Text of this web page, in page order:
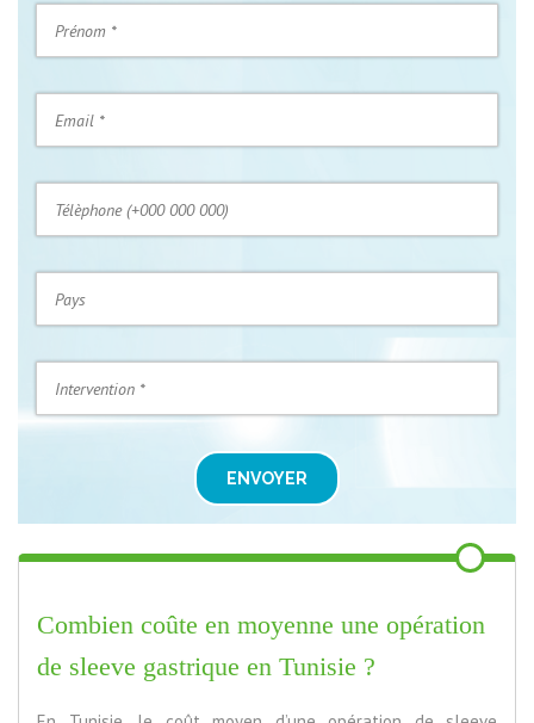
ENVOYER
Combien coûte en moyenne une opération
de sleeve gastrique en Tunisie ?